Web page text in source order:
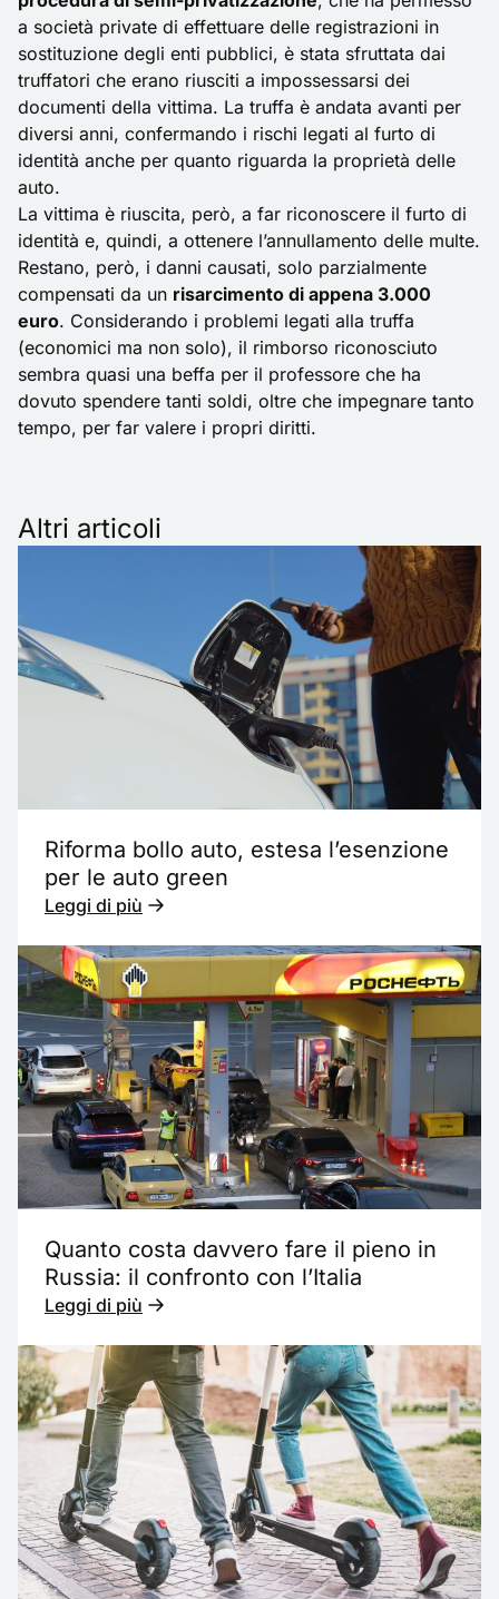
a società private di effettuare delle registrazioni in
sostituzione degli enti pubblici, è stata sfruttata dai
truffatori che erano riusciti a impossessarsi dei
documenti della vittima. La truffa è andata avanti per
diversi anni, confermando i rischi legati al furto di
identità anche per quanto riguarda la proprietà delle
auto.
La vittima è riuscita, però, a far riconoscere il furto di
identità e, quindi, a ottenere l’annullamento delle multe.
Restano, però, i danni causati, solo parzialmente
compensati da un risarcimento di appena 3.000
euro. Considerando i problemi legati alla truffa
(economici ma non solo), il rimborso riconosciuto
sembra quasi una beffa per il professore che ha
dovuto spendere tanti soldi, oltre che impegnare tanto
tempo, per far valere i propri diritti.
Altri articoli
Riforma bollo auto, estesa l’esenzione
per le auto green
Leggi di più
Quanto costa davvero fare il pieno in
Russia: il confronto con l’Italia
Leggi di più